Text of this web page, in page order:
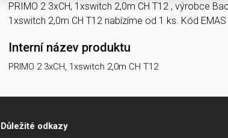
PRIMO 2 3xCH, 1xswitch 2,0m CH T12 , výrobce
1xswitch 2,0m CH T12 nabízíme od 1 ks. Kód
Interní název produktu
PRIMO 2 3xCH, 1xswitch 2,0m CH T12
Důležité odkazy